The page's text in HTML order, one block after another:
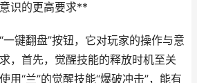
识的更高要求**
键翻盘”按钮，它对玩家的操作与意
，首先，觉醒技能的释放时机至关
用“兰”的觉醒技能“爆破冲击”，能有